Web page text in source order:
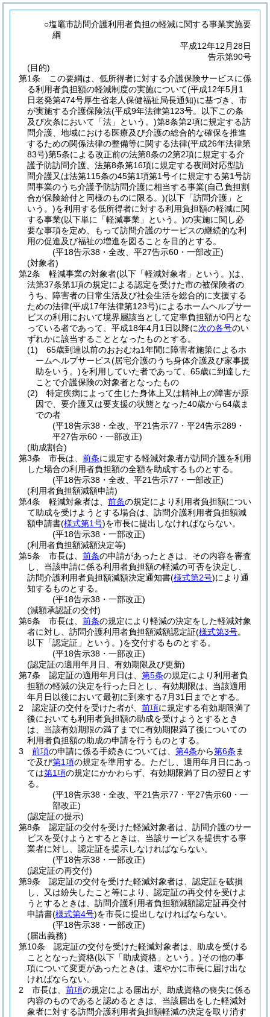
○塩竈市訪問介護利用者負担の軽減に関する事業実施要
綱
平成12年12月28日
告示第90号
(目的)
第1条
この要綱は、低所得者に対する介護保険サービスに係
る利用者負担額の軽減制度の実施について(平成12年5月1
日老発第474号厚生省老人保健福祉局長通知)に基づき、市
が実施する介護保険法(平成9年法律第123号。以下この条
及び次条において「法」という。)第8条第2項に規定する訪
問介護、地域における医療及び介護の総合的な確保を推進
するための関係法律の整備等に関する法律(平成26年法律第
83号)第5条による改正前の法第8条の2第2項に規定する介
護予防訪問介護、法第8条第16項に規定する夜間対応型訪
問介護又は法第115条の45第1項第1号イに規定する第1号訪
問事業のうち介護予防訪問介護に相当する事業(自己負担割
合が保険給付と同様のものに限る。)(以下「訪問介護」と
いう。)を利用する低所得者に対する利用負担額の軽減に関
する事業(以下単に「軽減事業」という。)の実施に関し必
要な事項を定め、もって訪問介護のサービスの継続的な利
用の促進及び福祉の増進を図ることを目的とする。
(平18告示38・全改、平27告示60・一部改正)
(対象者)
第2条
軽減事業の対象者(以下「軽減対象者」という。)は、
法第37条第1項の規定による認定を受けた市の被保険者の
うち、障害者の日常生活及び社会生活を総合的に支援する
ための法律(平成17年法律第123号)によるホームヘルプサー
ビスの利用において境界層該当として定率負担額が0円とな
っている者であって、平成18年4月1日以降に次の各号のい
ずれかに該当することとなったものとする。
(1)
65歳到達以前のおおむね1年間に障害者施策によるホ
ームヘルプサービス(居宅介護のうち身体介護及び家事援
助をいう。)を利用していた者であって、65歳に到達した
ことで介護保険の対象者となったもの
(2)
特定疾病によって生じた身体上又は精神上の障害が原
因で、要介護又は要支援の状態となった40歳から64歳ま
での者
(平18告示38・全改、平21告示77・平24告示289・
平27告示60・一部改正)
(助成割合)
第3条
市長は、 前条に規定する軽減対象者が訪問介護を利用
した場合の利用者負担額の全額を助成するものとする。
(平18告示38・全改、平21告示77・一部改正)
(利用者負担額減額申請)
第4条
軽減対象者は、 前条の規定により利用者負担額につい
て助成を受けようとする場合は、訪問介護利用者負担額減
額申請書(様式第1号)を市長に提出しなければならない。
(平18告示38・一部改正)
(利用者負担額減額決定等)
第5条
市長は、 前条の申請があったときは、その内容を審査
し、当該申請に係る利用者負担額の軽減の可否を決定し、
訪問介護利用者負担額減額決定通知書(様式第2号)により通
知するものとする。
(平18告示38・一部改正)
(減額承認証の交付)
第6条
市長は、 前条の規定により軽減の決定をした軽減対象
者に対し、訪問介護利用者負担額減額認定証(様式第3号。
以下「認定証」という。)を交付するものとする。
(平18告示38・一部改正)
(認定証の適用年月日、有効期限及び更新)
第7条
認定証の適用年月日は、 第5条の規定により利用者負
担額の軽減の決定を行った日とし、有効期限は、当該適用
年月日以後において最初に到来する7月31日までとする。
2
認定証の交付を受けた者が、 前項に規定する有効期限満了
後においても利用者負担額の助成を受けようとするとき
は、当該有効期限の満了までに有効期限満了後についての
利用者負担額の助成の申請を行うものとする。
3
前項の申請に係る手続きについては、 第4条から第6条 ま
で及び第1項の規定を準用する。 ただし、適用年月日にあっ
ては第1項の規定にかかわらず、有効期限満了日の翌日とす
る。
(平18告示38・全改、平21告示77・平27告示60・一
部改正)
(認定証の提示)
第8条
認定証の交付を受けた軽減対象者は、訪問介護のサー
ビスを受けようとするときは、当該サービスを提供する事
業者に対し、認定証を提示しなければならない。
(平18告示38・一部改正)
(認定証の再交付)
第9条
認定証の交付を受けた軽減対象者は、認定証を破損
し、又は紛失したこと等により、認定証の再交付を受けよ
うとするときは、訪問介護利用者負担額減額認定証再交付
申請書(様式第4号)を市長に提出しなければならない。
(平18告示38・一部改正)
(届出義務)
第10条
認定証の交付を受けた軽減対象者は、助成を受ける
こととなった資格(以下「助成資格」という。)その他の事
項について変更があったときは、速やかに市長に届け出な
ければならない。
2
市長は、 前項の規定による届出が、助成資格の喪失に係る
内容のものであると認めるときは、当該届出をした軽減対
象者に対する訪問介護利用者負担額軽減の決定を取り消す